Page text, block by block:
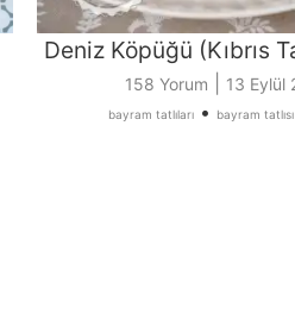
Deniz Köpüğü (Kıbrıs
158 Yorum 13 Eylül
bayram tatlıları• bayram tatlısı